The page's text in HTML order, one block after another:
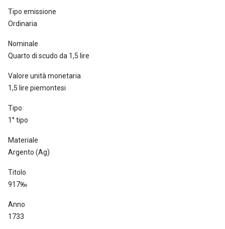
Tipo emissione
Ordinaria
Nominale
Quarto di scudo da 1,5 lire
Valore unità monetaria
1,5 lire piemontesi
Tipo
1° tipo
Materiale
Argento (Ag)
Titolo
917‰
Anno
1733